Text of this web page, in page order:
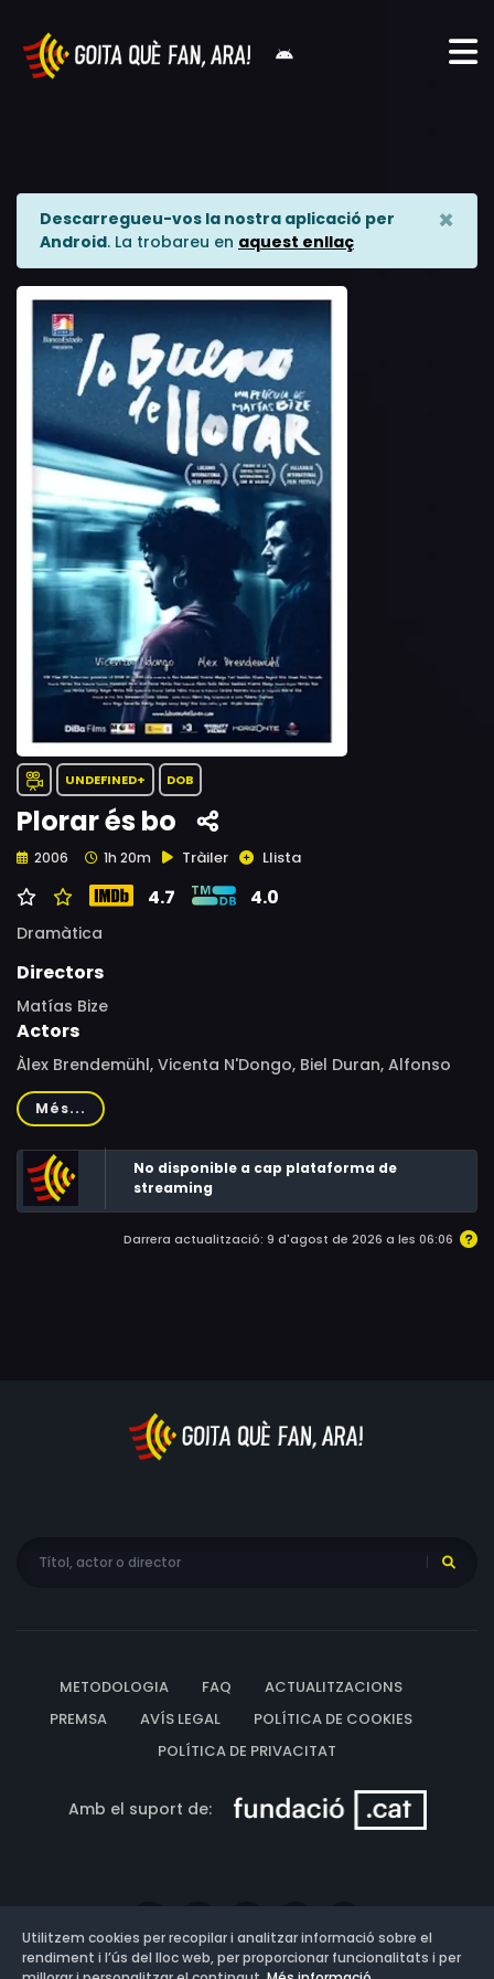
Descarregueu-vos la nostra aplicació per
Android. La trobareu en aquest enllaç
×
UNDEFINED+ DOB
Plorar és bo
2006 1h 20m Tràiler Llista
4.7 4.0
Dramàtica
Directors
Matías Bize
Actors
Àlex Brendemühl, Vicenta N'Dongo, Biel Duran, Alfonso
Bayard, Paul Berrondo, Elena Corredera, Toni González,
Nora Navas, Bruto Pomeroy, Eloi Yebra, Andrés Herrera
Més...
No disponible a cap plataforma de
streaming
Darrera actualització: 9 d'agost de 2026 a les 06:06
METODOLOGIA FAQ
ACTUALITZACIONS
PREMSA
AVÍS LEGAL
POLÍTICA DE COOKIES
POLÍTICA DE PRIVACITAT
Amb el suport de:
Utilitzem cookies per recopilar i analitzar informació sobre el
rendiment i l’ús del lloc web, per proporcionar funcionalitats i per